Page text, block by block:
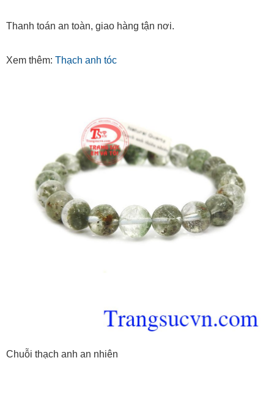
Thanh toán an toàn, giao hàng tận nơi.
Xem thêm: Thạch anh tóc
Chuỗi thạch anh an nhiên